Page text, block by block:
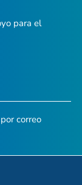
para el
correo